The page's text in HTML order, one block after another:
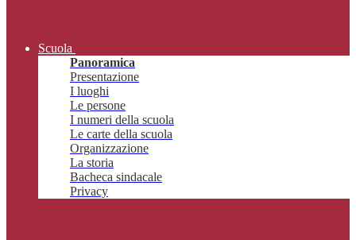
Scuola
Panoramica
Presentazione
I luoghi
Le persone
I numeri della scuola
Le carte della scuola
Organizzazione
La storia
Bacheca sindacale
Privacy